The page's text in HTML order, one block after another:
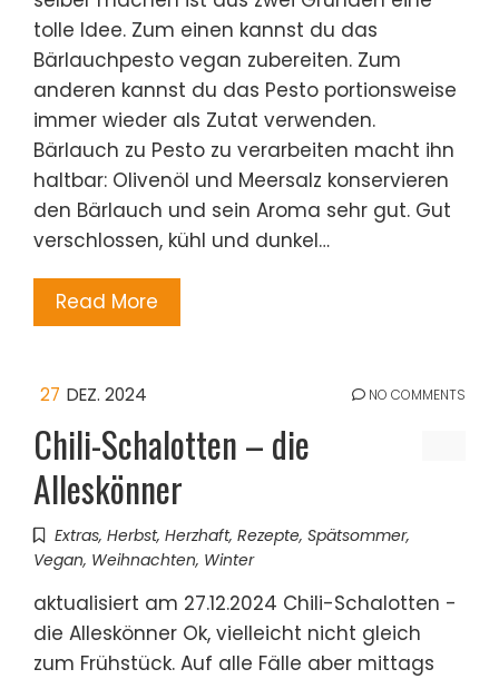
tolle Idee. Zum einen kannst du das
Bärlauchpesto vegan zubereiten. Zum
anderen kannst du das Pesto portionsweise
immer wieder als Zutat verwenden.
Bärlauch zu Pesto zu verarbeiten macht ihn
haltbar: Olivenöl und Meersalz konservieren
den Bärlauch und sein Aroma sehr gut. Gut
verschlossen, kühl und dunkel…
Read More
27 DEZ. 2024 NO COMMENTS
Chili-Schalotten – die
Alleskönner
Extras, Herbst, Herzhaft, Rezepte, Spätsommer,
Vegan, Weihnachten, Winter
aktualisiert am 27.12.2024 Chili-Schalotten -
die Alleskönner Ok, vielleicht nicht gleich
zum Frühstück. Auf alle Fälle aber mittags